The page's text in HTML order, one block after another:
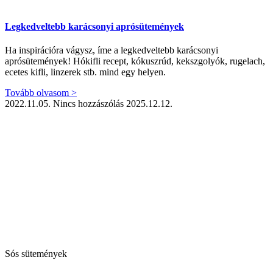
Legkedveltebb karácsonyi aprósütemények
Ha inspirációra vágysz, íme a legkedveltebb karácsonyi
aprósütemények! Hókifli recept, kókuszrúd, kekszgolyók, rugelach,
ecetes kifli, linzerek stb. mind egy helyen.
Tovább olvasom >
2022.11.05. Nincs hozzászólás 2025.12.12.
Sós sütemények